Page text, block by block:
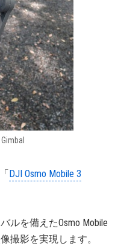
DJI Osmo Mobile 3
ルを備えたOsmo Mobile
撮影を実現します。